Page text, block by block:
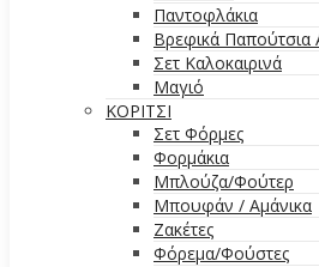
Παντοφλάκια
Βρεφικά Παπούτσια
Σετ Καλοκαιρινά
Μαγιό
ΚΟΡΙΤΣΙ
Σετ Φόρμες
Φορμάκια
Μπλούζα/Φούτερ
Μπουφάν / Αμάνικα
Ζακέτες
Φόρεμα/Φούστες